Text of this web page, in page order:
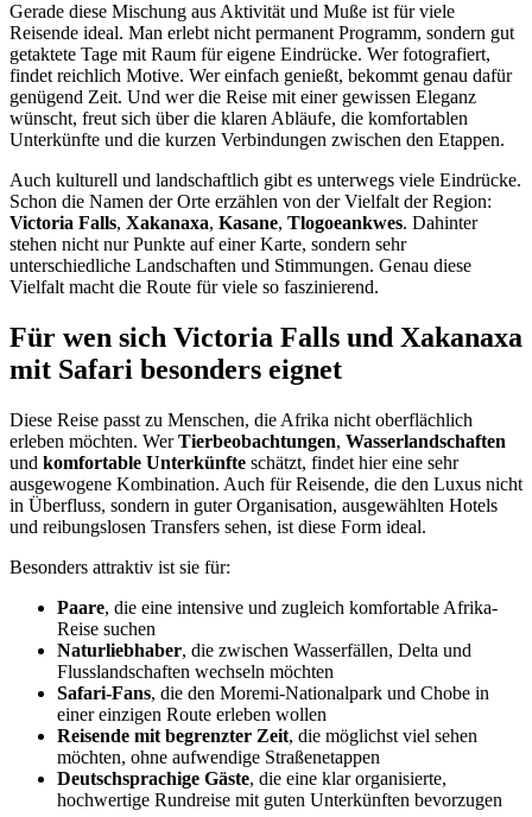
Gerade diese Mischung aus Aktivität und Muße ist für viele
Reisende ideal. Man erlebt nicht permanent Programm, sondern gut
getaktete Tage mit Raum für eigene Eindrücke. Wer fotografiert,
findet reichlich Motive. Wer einfach genießt, bekommt genau dafür
genügend Zeit. Und wer die Reise mit einer gewissen Eleganz
wünscht, freut sich über die klaren Abläufe, die komfortablen
Unterkünfte und die kurzen Verbindungen zwischen den Etappen.
Auch kulturell und landschaftlich gibt es unterwegs viele Eindrücke.
Schon die Namen der Orte erzählen von der Vielfalt der Region:
Victoria Falls, Xakanaxa, Kasane, Tlogoeankwes. Dahinter
stehen nicht nur Punkte auf einer Karte, sondern sehr
unterschiedliche Landschaften und Stimmungen. Genau diese
Vielfalt macht die Route für viele so faszinierend.
Für wen sich Victoria Falls und Xakanaxa
mit Safari besonders eignet
Diese Reise passt zu Menschen, die Afrika nicht oberflächlich
erleben möchten. WerTierbeobachtungen, Wasserlandschaften
und komfortable Unterkünfte schätzt, findet hier eine sehr
ausgewogene Kombination. Auch für Reisende, die den Luxus nicht
in Überfluss, sondern in guter Organisation, ausgewählten Hotels
und reibungslosen Transfers sehen, ist diese Form ideal.
Besonders attraktiv ist sie für:
Paare, die eine intensive und zugleich komfortable Afrika-
Reise suchen
Naturliebhaber, die zwischen Wasserfällen, Delta und
Flusslandschaften wechseln möchten
Safari-Fans, die den Moremi-Nationalpark und Chobe in
einer einzigen Route erleben wollen
Reisende mit begrenzter Zeit, die möglichst viel sehen
möchten, ohne aufwendige Straßenetappen
Deutschsprachige Gäste, die eine klar organisierte,
hochwertige Rundreise mit guten Unterkünften bevorzugen